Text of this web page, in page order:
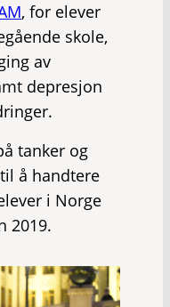
, for elever
skole,
av
depresjon
tanker og
å handtere
i Norge
2019.